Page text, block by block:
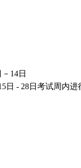
14日
日 - 28日考试周内进